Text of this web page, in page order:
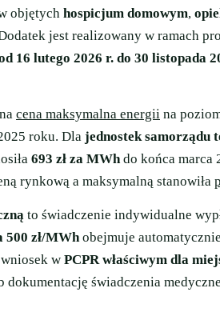
objętych hospicjum domowym,
jest realizowany w ramach
16 lutego 2026 r. do 30 listopada
cena maksymalna energii na
roku. Dla jednostek samorządu
693 zł za MWhdo końca marca
rynkową a maksymalną stanowiła
to świadczenie indywidualne
500 zł/MWhobejmuje
w PCPR właściwym dla
dokumentację świadczenia